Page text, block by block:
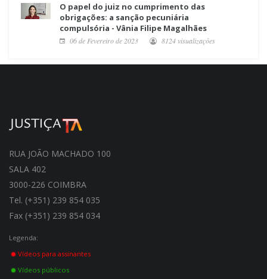
O papel do juiz no cumprimento das
obrigações: a sanção pecuniária
compulsória - Vânia Filipe Magalhães
06 de Fevereiro de 2023 8124 visualizações
RUA JOÃO MACHADO 100
SALA 402
3000-226 COIMBRA
Tel. (+351) 239 854 035
Fax (+351) 239 854 034
Legenda:
Vídeos para assinantes
Vídeos públicos